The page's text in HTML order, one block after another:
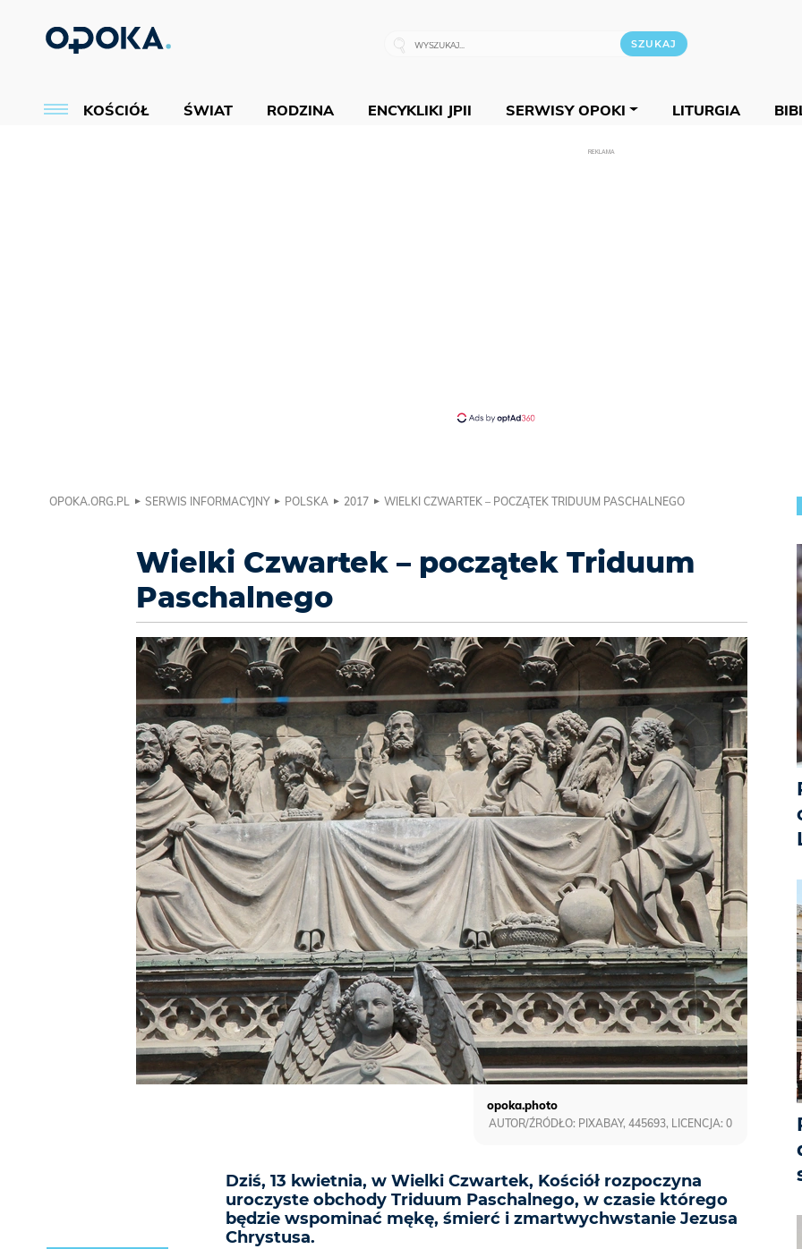
KOŚCIÓŁ ŚWIAT RODZINA ENCYKLIKI JPII SERWISY OPOKI LITURGIA
REKLAMA
OPOKA.ORG.PL SERWIS INFORMACYJNY POLSKA 2017 WIELKI CZWARTEK – POCZĄTEK TRIDUUM PASCHALNEGO
Wielki Czwartek – początek Triduum
Paschalnego
Dziś, 13 kwietnia, w Wielki Czwartek, Kościół rozpoczyna
uroczyste obchody Triduum Paschalnego, w czasie którego
będzie wspominać mękę, śmierć i zmartwychwstanie Jezusa
Chrystusa.
opoka.photo
AUTOR/ŹRÓDŁO: PIXABAY, 445693, LICENCJA: 0